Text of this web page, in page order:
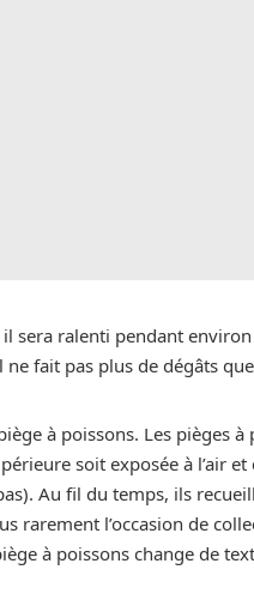
il sera ralenti pendant
ne fait pas plus de dégâts
à poissons. Les pièges
soit exposée à l’air
Au fil du temps, ils
rarement l’occasion de
à poissons change de